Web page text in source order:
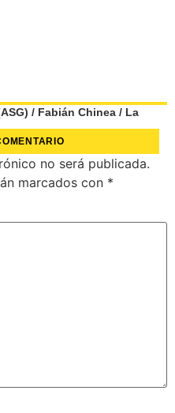
/ Fabián Chinea / La
no será publicada.
marcados con *